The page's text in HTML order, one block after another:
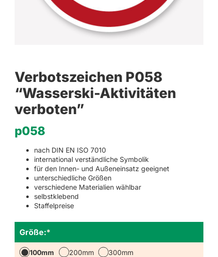
Verbotszeichen P058
“Wasserski-Aktivitäten
verboten”
p058
nach DIN EN ISO 7010
international verständliche Symbolik
für den Innen- und Außeneinsatz geeignet
unterschiedliche Größen
verschiedene Materialien wählbar
selbstklebend
Staffelpreise
*
Größe:
100mm 200mm 300mm